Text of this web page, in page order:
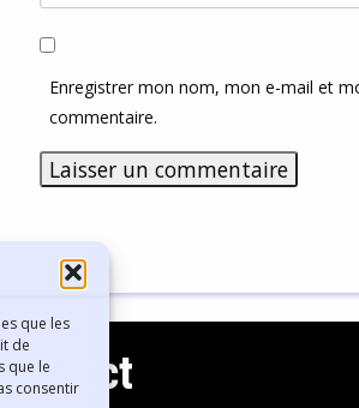
que les
de
que le
consentir
Enregistrer mon nom, mon e-mail et
commentaire.